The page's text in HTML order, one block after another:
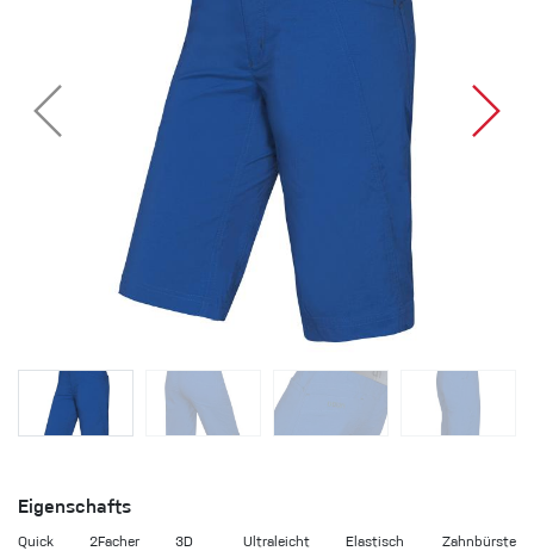
Eigenschafts
Quick
2Facher
3D
Ultraleicht
Elastisch
Zahnbürste